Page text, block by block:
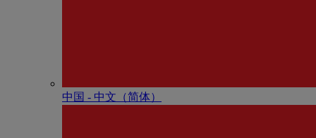
中国 - 中⽂（简体）